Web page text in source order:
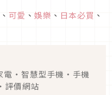
、 可愛 、 娛樂 、 日本必買 、
電・智慧型手機・手機
評價網站